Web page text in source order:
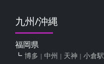
九州/沖縄
福岡県
博多 中州 天神 小倉駅